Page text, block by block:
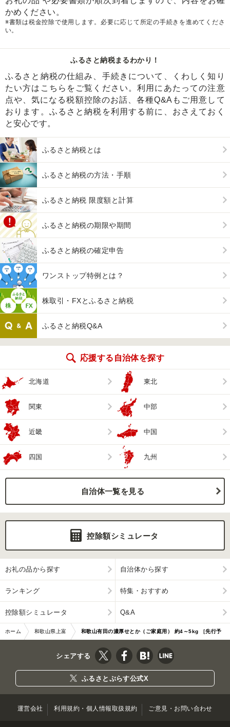
かめください。
※書類は税金控除で使用します。必要に応じて所定の手続きを進めてくださ
い。
ふるさと納税まるわかり！
ふるさと納税の仕組み、手続きについて、くわしく知り
たい方はこちらをご覧ください。利用にあたっての注意
点や、気になる税額控除のお話、各種Q&Aもご用意して
おります。ふるさと納税を利用する前に、おさえておく
と安心です。
ふるさと納税とは
ふるさと納税の方法・手順
ふるさと納税 限度額と計算
ふるさと納税の期限や期間
ふるさと納税の確定申告
ワンストップ特例とは？
株取引・FXとふるさと納税
ふるさと納税Q&A
応援する自治体を探す
北海道 東北
関東 中部
近畿 中国
四国 九州
自治体一覧を見る
控除額シミュレータ
お礼の品から探す 自治体から探す
ランキング 特集・おすすめ
控除額シミュレータ Q&A
ホーム 和歌山県上富 和歌山有田の濃厚せとか（ご家庭用） 約4～5kg ［先行予
約］［MS81］
シェアする
ふるさとぷらす公式X
運営会社 利用規約・個人情報取扱規約 ご意見・お問い合わせ